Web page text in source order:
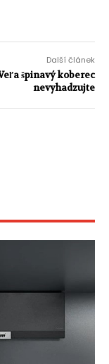
Další článek
špinavý koberec
nevyhadzujte